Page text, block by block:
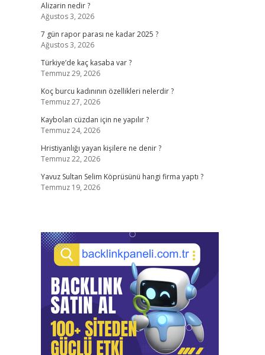
Alizarin nedir ?
Ağustos 3, 2026
7 gün rapor parası ne kadar 2025 ?
Ağustos 3, 2026
Türkiye’de kaç kasaba var ?
Temmuz 29, 2026
Koç burcu kadınının özellikleri nelerdir ?
Temmuz 27, 2026
Kaybolan cüzdan için ne yapılır ?
Temmuz 24, 2026
Hristiyanlığı yayan kişilere ne denir ?
Temmuz 22, 2026
Yavuz Sultan Selim Köprüsünü hangi firma yaptı ?
Temmuz 19, 2026